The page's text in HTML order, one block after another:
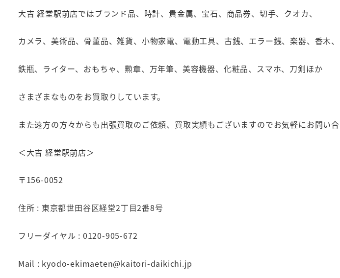
大吉 経堂駅前店ではブランド品、時計、貴金属、宝石、商品券、切手、クオカ、
カメラ、美術品、骨董品、雑貨、小物家電、電動工具、古銭、エラー銭、楽器、香木、
鉄瓶、ライター、おもちゃ、勲章、万年筆、美容機器、化粧品、スマホ、刀剣ほか
さまざまなものをお買取りしています。
また遠方の方々からも出張買取のご依頼、買取実績もございますのでお気軽にお問い合
＜大吉 経堂駅前店＞
〒156-0052
住所 : 東京都世田谷区経堂2丁目2番8号
フリーダイヤル : 0120-905-672
Mail : kyodo-ekimaeten@kaitori-daikichi.jp